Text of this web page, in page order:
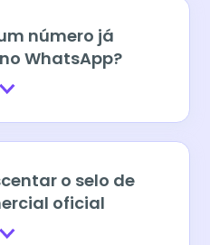
número já
WhatsApp?
o selo de
oficial